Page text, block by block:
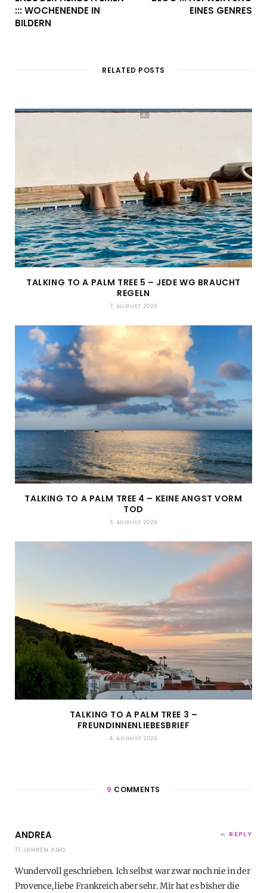
::: WOCHENENDE IN
BILDERN
EINES GENRES
RELATED POSTS
TALKING TO A PALM TREE 5 – JEDE WG BRAUCHT
REGELN
7. AUGUST 2026
TALKING TO A PALM TREE 4 – KEINE ANGST VORM
TOD
5. AUGUST 2026
TALKING TO A PALM TREE 3 –
FREUNDINNENLIEBESBRIEF
4. AUGUST 2026
9 COMMENTS
ANDREA
11 JAHREN AGO
REPLY
Wundervoll geschrieben. Ich selbst war zwar noch nie in der
Provence,liebe Frankreich aber sehr. Mir hat es bisher die